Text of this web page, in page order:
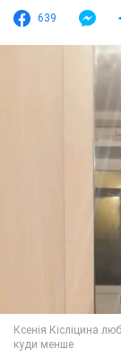
639